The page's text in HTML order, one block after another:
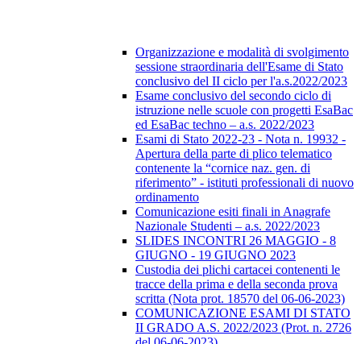
Organizzazione e modalità di svolgimento
sessione straordinaria dell'Esame di Stato
conclusivo del II ciclo per l'a.s.2022/2023
Esame conclusivo del secondo ciclo di
istruzione nelle scuole con progetti EsaBac
ed EsaBac techno – a.s. 2022/2023
Esami di Stato 2022-23 - Nota n. 19932 -
Apertura della parte di plico telematico
contenente la “cornice naz. gen. di
riferimento” - istituti professionali di nuovo
ordinamento
Comunicazione esiti finali in Anagrafe
Nazionale Studenti – a.s. 2022/2023
SLIDES INCONTRI 26 MAGGIO - 8
GIUGNO - 19 GIUGNO 2023
Custodia dei plichi cartacei contenenti le
tracce della prima e della seconda prova
scritta (Nota prot. 18570 del 06-06-2023)
COMUNICAZIONE ESAMI DI STATO
II GRADO A.S. 2022/2023 (Prot. n. 2726